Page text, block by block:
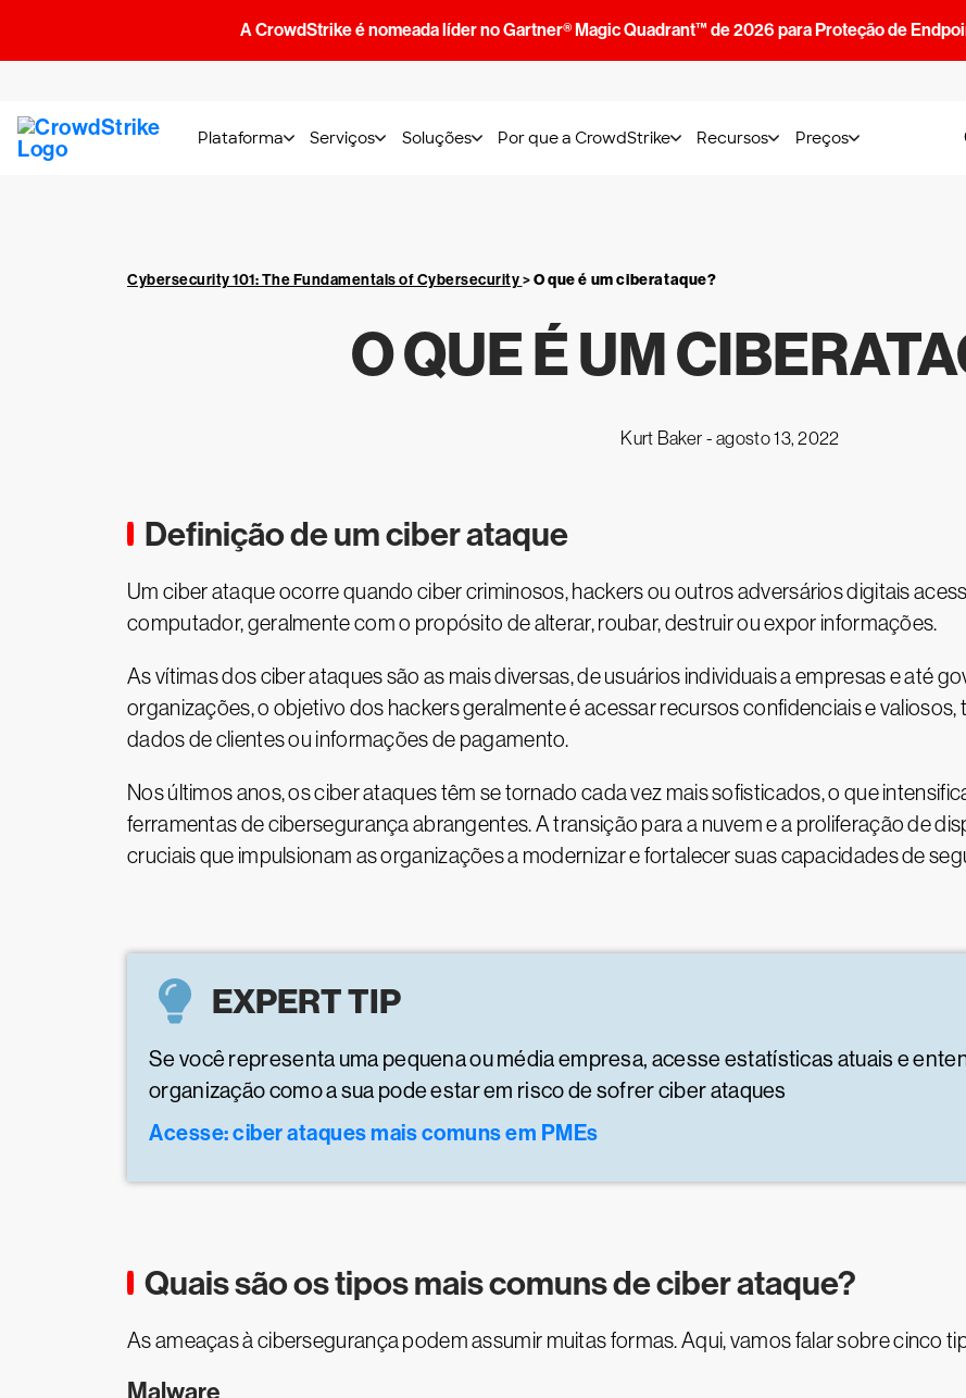
A CrowdStrike é nomeada líder no Gartner® Magic Quadrant™ de 2026 para Proteção de
Plataforma Serviços Soluções Por que a CrowdStrike Recursos Preços
Cybersecurity 101: The Fundamentals of Cybersecurity>O que é um ciberataque?
O QUE É UM
Kurt Baker -agosto 13, 2022
Definição de um ciber ataque
Um ciber ataque ocorre quando ciber criminosos, hackers ou outros adversários digitais
computador, geralmente com o propósito de alterar, roubar, destruir ou expor informações.
As vítimas dos ciber ataques são as mais diversas, de usuários individuais a empresas e até
organizações, o objetivo dos hackers geralmente é acessar recursos confidenciais e
dados de clientes ou informações de pagamento.
Nos últimos anos, os ciber ataques têm se tornado cada vez mais sofisticados, o que
ferramentas de cibersegurança abrangentes. A transição para a nuvem e a proliferação de
cruciais que impulsionam as organizações a modernizar e fortalecer suas capacidades de
EXPERT TIP
Se você representa uma pequena ou média empresa, acesse estatísticas atuais e
organização como a sua pode estar em risco de sofrer ciber ataques
Acesse: ciber ataques mais comuns em PMEs
Quais são os tipos mais comuns de ciber ataque?
As ameaças à cibersegurança podem assumir muitas formas. Aqui, vamos falar sobre cinco
Malware